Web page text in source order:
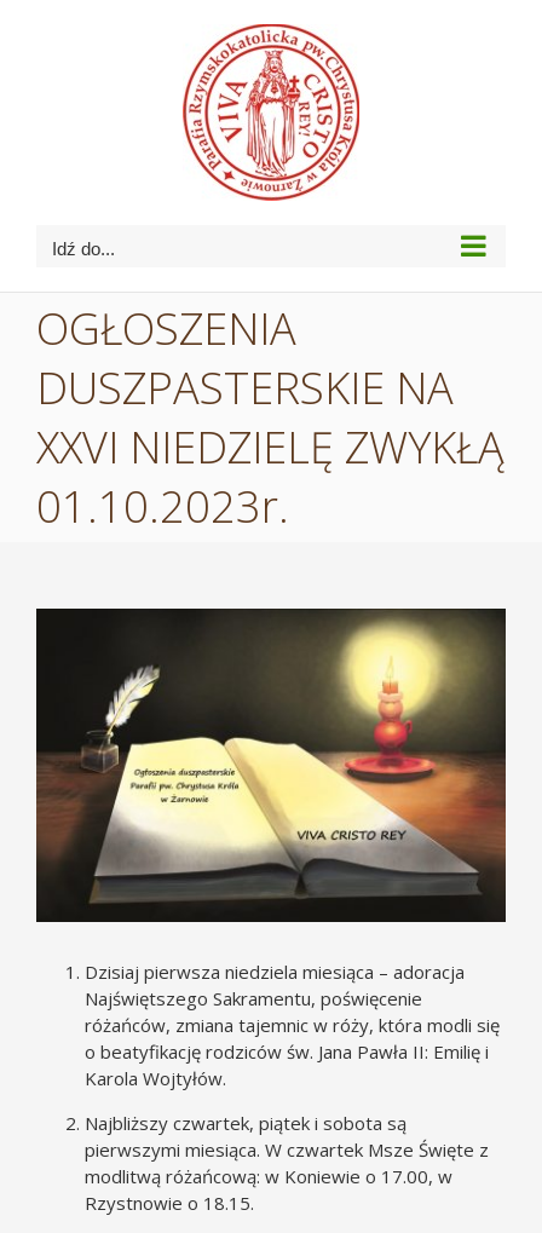
Idź do...
OGŁOSZENIA
DUSZPASTERSKIE NA
XXVI NIEDZIELĘ ZWYKŁĄ
01.10.2023r.
Dzisiaj pierwsza niedziela miesiąca – adoracja
Najświętszego Sakramentu, poświęcenie
różańców, zmiana tajemnic w róży, która modli się
o beatyfikację rodziców św. Jana Pawła II: Emilię i
Karola Wojtyłów.
Najbliższy czwartek, piątek i sobota są
pierwszymi miesiąca. W czwartek Msze Święte z
modlitwą różańcową: w Koniewie o 17.00, w
Rzystnowie o 18.15.